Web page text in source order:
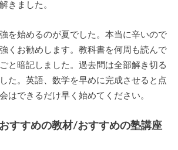
きました。
を始めるのが夏でした。本当に辛いので
くお勧めします。教科書を何周も読んで
と暗記しました。過去問は全部解き切る
た。英語、数学を早めに完成させると点
はできるだけ早く始めてください。
すすめの教材/おすすめの塾講座